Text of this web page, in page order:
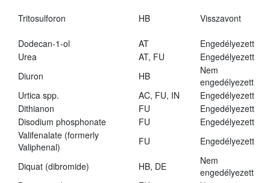
Tritosulforon HB Visszavont
Dodecan-1-ol AT
Engedélyezett
Urea
AT, FU
Engedélyezett
Diuron
HB
Nem
engedélyezett
Urtica spp.
AC, FU, IN
Engedélyezett
Dithianon
FU
Engedélyezett
Disodium phosphonate
FU
Engedélyezett
Valifenalate (formerly
Valiphenal)
FU Engedélyezett
Diquat (dibromide) HB, DE
Nem
engedélyezett